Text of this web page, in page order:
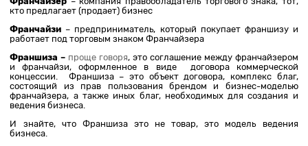
кто предлагает (продает) бизнес
Франчайзи – предприниматель, который покупает франшизу и
работает под торговым знаком Франчайзера
Франшиза – проще говоря, это соглашение между франчайзером
и франчайзи, оформленное в виде договора коммерческой
концессии. Франшиза – это объект договора, комплекс благ,
состоящий из прав пользования брендом и бизнес-моделью
франчайзера, а также иных благ, необходимых для создания и
ведения бизнеса.
И знайте, что Франшиза это не товар, это модель ведения
бизнеса.